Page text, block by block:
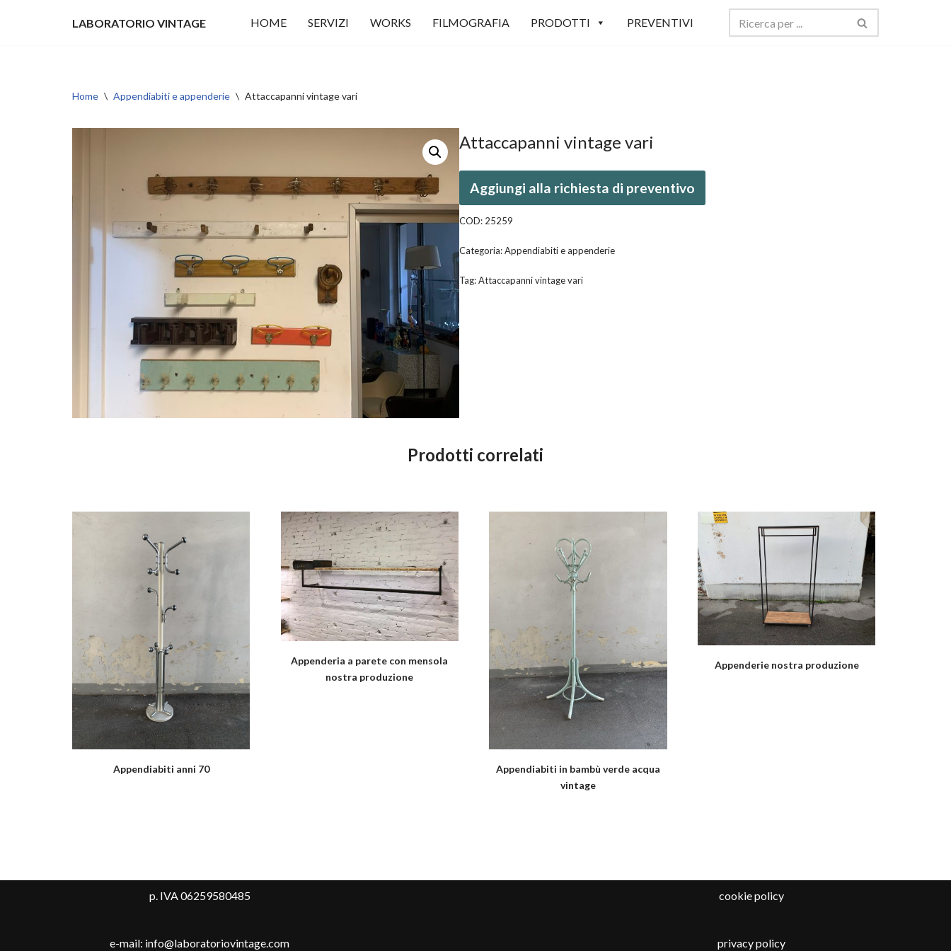
LABORATORIO VINTAGE HOME SERVIZI WORKS FILMOGRAFIA PRODOTTI PREVENTIVI
Home \ Appendiabiti e appenderie \ Attaccapanni vintage vari
Attaccapanni vintage vari
Aggiungi alla richiesta di preventivo
COD: 25259
Categoria:Appendiabiti e appenderie
Tag:Attaccapanni vintage vari
Prodotti correlati
Appendiabiti anni 70
Appenderia a parete con mensola
nostra produzione
Appendiabiti in bambù verde acqua
vintage
Appenderie nostra produzione
p. IVA 06259580485
e-mail: info@laboratoriovintage.com
cookie policy
privacy policy